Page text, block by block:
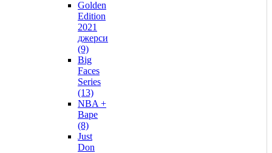
Golden
Edition
2021
джерси
(9)
Big
Faces
Series
(13)
NBA +
Bape
(8)
Just
Don